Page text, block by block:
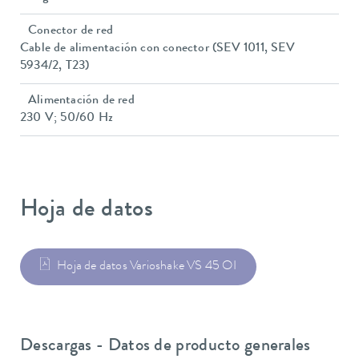
Conector de red
Cable de alimentación con conector (SEV 1011, SEV
5934/2, T23)
Alimentación de red
230 V; 50/60 Hz
Hoja de datos
Hoja de datos Varioshake VS 45 OI
Descargas - Datos de producto generales